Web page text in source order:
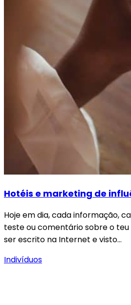
Hotéis e marketing de
Hoje em dia, cada informação,
teste ou comentário sobre o
ser escrito na Internet e visto…
Indivíduos